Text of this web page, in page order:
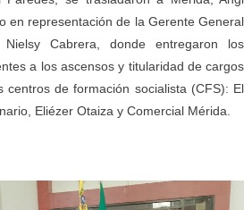
en representación de la Gerente General
Cabrera, donde entregaron los
a los ascensos y titularidad de cargos
centros de formación socialista (CFS): El
Eliézer Otaiza y Comercial Mérida.